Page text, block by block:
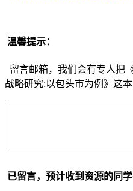
温馨提示：
留言邮箱，我们会有专人把
战略研究:以包头市为例》这
已留言，预计收到资源的同学